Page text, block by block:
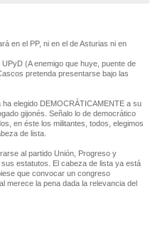
en el PP, ni en el de Asturias ni en
(A enemigo que huye, puente de
pretenda presentarse bajo las
elegido DEMOCRÁTICAMENTE a su
gijonés. Señalo lo de democrático
en éste los militantes, todos, elegimos
de lista.
al partido Unión, Progreso y
estatutos. El cabeza de lista ya está
que convocar un congreso
merece la pena dada la relevancia del